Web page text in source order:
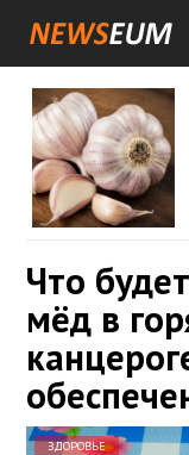
Что
мёд в
ЗДОРОВЬЕ